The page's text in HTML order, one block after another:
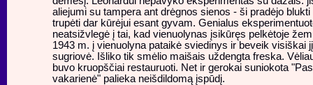
aliejumi su tampera ant drėgnos sienos - ši pradėjo blukti
trupėti dar kūrėjui esant gyvam. Genialus
neatsižvlegė į tai, kad vienuolynas įsikūręs pelkėtoje
1943 m. į vienuolyna pataikė sviedinys ir beveik visiškai jį
sugriovė. Išliko tik smėlio maišais uždengta freska.
buvo kruopščiai restauruoti. Net ir gerokai suniokota
vakarienė" palieka neišdildomą įspūdį.